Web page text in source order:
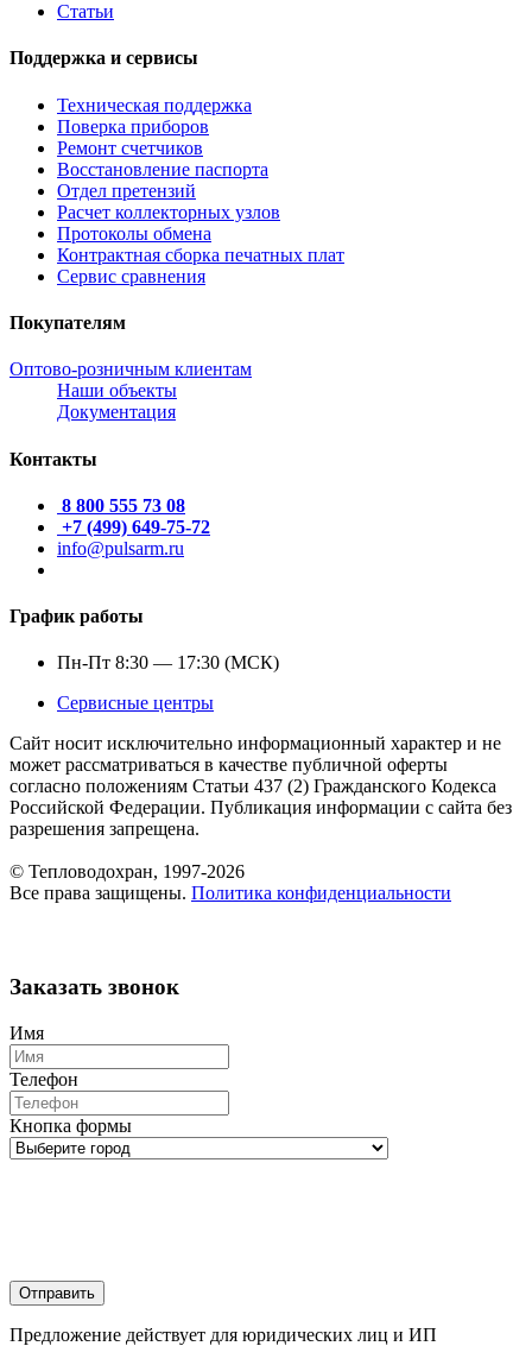
Статьи
Поддержка и сервисы
Техническая поддержка
Поверка приборов
Ремонт счетчиков
Восстановление паспорта
Отдел претензий
Расчет коллекторных узлов
Протоколы обмена
Контрактная сборка печатных плат
Сервис сравнения
Покупателям
Оптово-розничным клиентам
Наши объекты
Документация
Контакты
8 800 555 73 08
+7 (499) 649-75-72
info@pulsarm.ru
График работы
Пн-Пт 8:30 — 17:30 (МСК)
Сервисные центры
Сайт носит исключительно информационный характер и не
может рассматриваться в качестве публичной оферты
согласно положениям Статьи 437 (2) Гражданского Кодекса
Российской Федерации. Публикация информации с сайта без
разрешения запрещена.
© Тепловодохран, 1997-2026
Все права защищены. Политика конфиденциальности
Заказать звонок
Имя
Телефон
Кнопка формы
Отправить
Предложение действует для юридических лиц и ИП